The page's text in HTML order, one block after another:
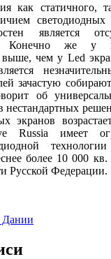
как статичного,
является
Конечно же у
выше, чем у Led
зачастую
об
нестандартных
экранов
Russia имеет
более 10 000
Русской Федерации.
Дании